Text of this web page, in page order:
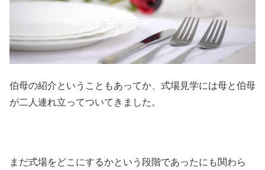
伯母の紹介ということもあってか、式場見学には母と伯母
が二人連れ立ってついてきました。
まだ式場をどこにするかという段階であったにも関わら